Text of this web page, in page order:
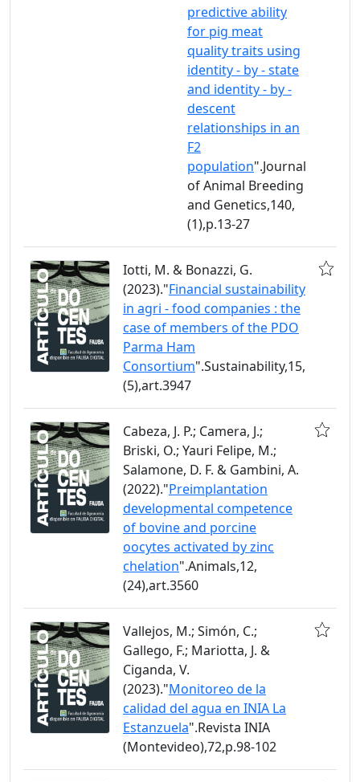
predictive ability
for pig meat
quality traits using
identity - by - state
and identity - by -
descent
relationships in an
F2
population".Journal
of Animal Breeding
and Genetics,140,
(1),p.13-27
Iotti, M. & Bonazzi, G.
(2023)."Financial sustainability
in agri - food companies : the
case of members of the PDO
Parma Ham
Consortium".Sustainability,15,
(5),art.3947
Cabeza, J. P.; Camera, J.;
Briski, O.; Yauri Felipe, M.;
Salamone, D. F. & Gambini, A.
(2022)."Preimplantation
developmental competence
of bovine and porcine
oocytes activated by zinc
chelation".Animals,12,
(24),art.3560
Vallejos, M.; Simón, C.;
Gallego, F.; Mariotta, J. &
Ciganda, V.
(2023)."Monitoreo de la
calidad del agua en INIA La
Estanzuela".Revista INIA
(Montevideo),72,p.98-102